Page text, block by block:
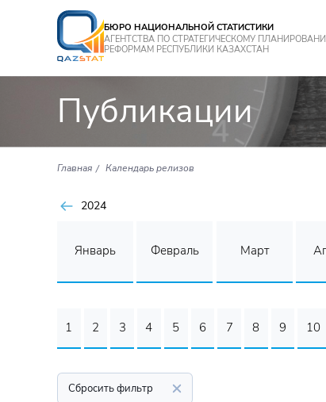
БЮРО НАЦИОНАЛЬНОЙ СТАТИСТИКИ
АГЕНТСТВА ПО СТРАТЕГИЧЕСКОМУ
РЕФОРМАМ РЕСПУБЛИКИ КАЗАХСТАН
Публикации
Главная Календарь релизов
2024
Январь Февраль Март
1 2 3 4 5 6 7 8 9 10
Сбросить фильтр